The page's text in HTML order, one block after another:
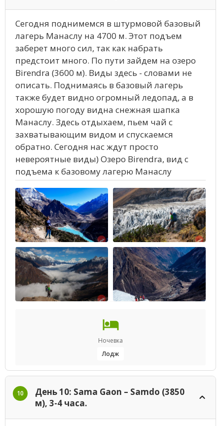
Сегодня поднимемся в штурмовой базовый
лагерь Манаслу на 4700 м. Этот подъем
заберет много сил, так как набрать
предстоит много. По пути зайдем на озеро
Birendra (3600 м). Виды здесь - словами не
описать. Поднимаясь в базовый лагерь
также будет видно огромный ледопад, а в
хорошую погоду видна снежная шапка
Манаслу. Здесь отдыхаем, пьем чай с
захватывающим видом и спускаемся
обратно. Сегодня нас ждут просто
невероятные виды) Озеро Birendra, вид с
подъема к базовому лагерю Манаслу
Ночевка
Лодж
10
День 10: Sama Gaon – Samdo (3850
м), 3-4 часа.